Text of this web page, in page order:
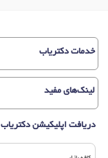
خدمات دکتریاب
لینک‌های مفید
دریافت اپلیکیشن دکتریاب